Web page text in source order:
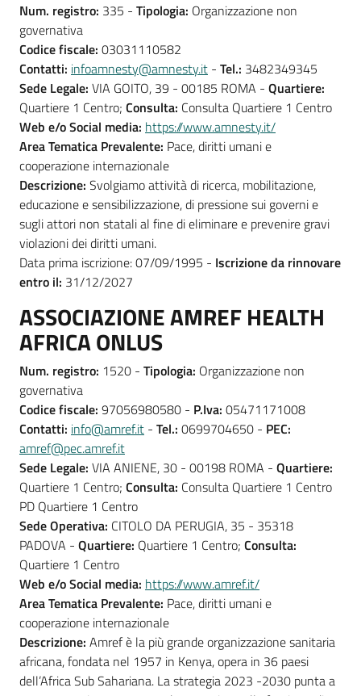
Num. registro: 335 - Tipologia: Organizzazione non
governativa
Codice fiscale: 03031110582
Contatti: infoamnesty@amnesty.it - Tel.: 3482349345
Sede Legale: VIA GOITO, 39 - 00185 ROMA - Quartiere:
Quartiere 1 Centro; Consulta: Consulta Quartiere 1 Centro
Web e/o Social media: https://www.amnesty.it/
Area Tematica Prevalente: Pace, diritti umani e
cooperazione internazionale
Descrizione: Svolgiamo attività di ricerca, mobilitazione,
educazione e sensibilizzazione, di pressione sui governi e
sugli attori non statali al fine di eliminare e prevenire gravi
violazioni dei diritti umani.
Data prima iscrizione: 07/09/1995 - Iscrizione da rinnovare
entro il: 31/12/2027
ASSOCIAZIONE AMREF HEALTH
AFRICA ONLUS
Num. registro: 1520 - Tipologia: Organizzazione non
governativa
Codice fiscale: 97056980580 - P.Iva: 05471171008
Contatti: info@amref.it - Tel.: 0699704650 - PEC:
amref@pec.amref.it
Sede Legale: VIA ANIENE, 30 - 00198 ROMA - Quartiere:
Quartiere 1 Centro; Consulta: Consulta Quartiere 1 Centro
PD Quartiere 1 Centro
Sede Operativa: CITOLO DA PERUGIA, 35 - 35318
PADOVA - Quartiere: Quartiere 1 Centro; Consulta:
Quartiere 1 Centro
Web e/o Social media: https://www.amref.it/
Area Tematica Prevalente: Pace, diritti umani e
cooperazione internazionale
Descrizione: Amref è la più grande organizzazione sanitaria
africana, fondata nel 1957 in Kenya, opera in 36 paesi
dell’Africa Sub Sahariana. La strategia 2023 -2030 punta a